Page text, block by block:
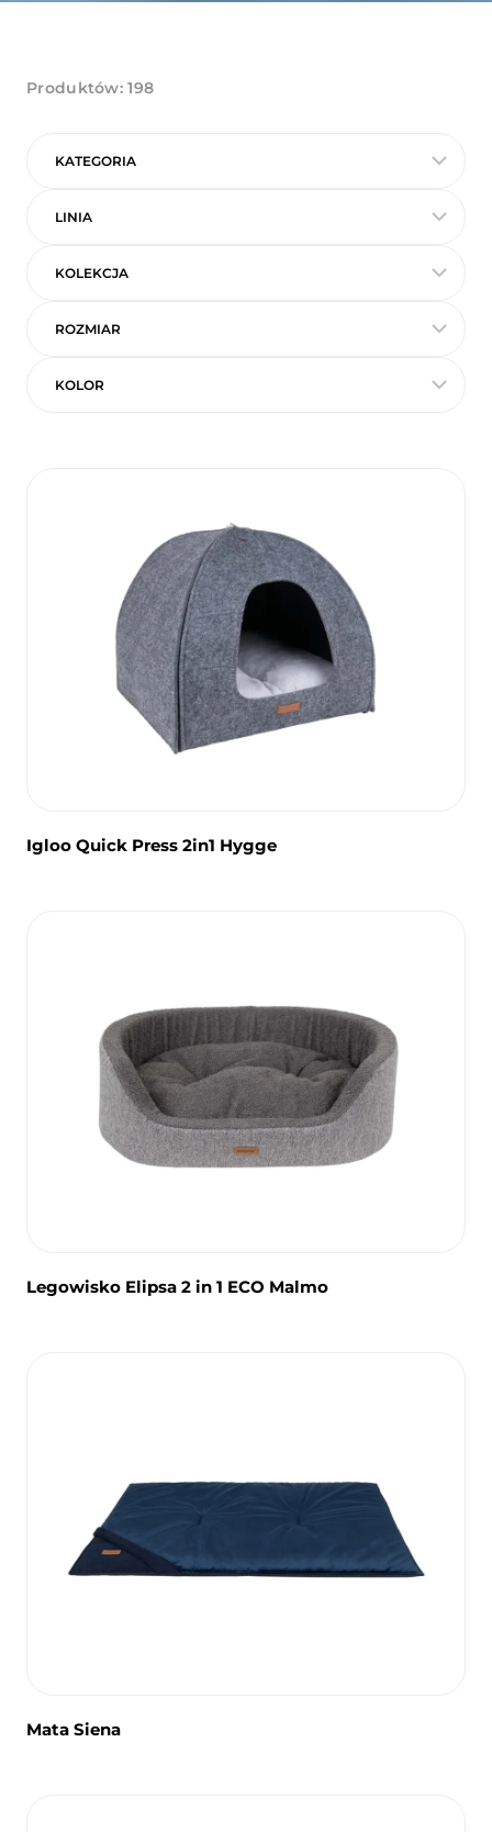
Produktów:198
Igloo Quick Press 2in1 Hygge
Legowisko Elipsa 2 in 1 ECO Malmo
Mata Siena